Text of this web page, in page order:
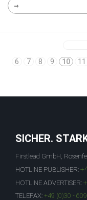
6
7 8 9 10 11
SICHER.
Firstlead GmbH,
HOTLINE PUBLISHER:
HOTLINE ADVERTISER:
TELEFAX: +49 (0)30 -